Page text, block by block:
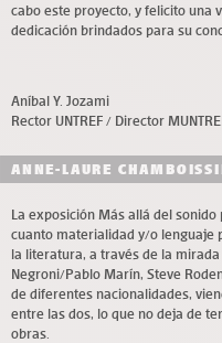
cabo este proyecto, y felicito una
dedicación brindados para su
Aníbal Y. Jozami
Rector UNTREF / Director
ANNE-LAURE
La exposición Más allá del
cuanto materialidad y/o lenguaje
la literatura, a través de la
Negroni/Pablo Marín, Steve
de diferentes nacionalidades,
entre las dos, lo que no deja de
obras.